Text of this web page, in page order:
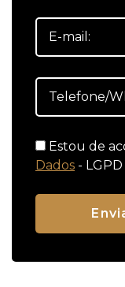
Estou de
Dados - LGPD